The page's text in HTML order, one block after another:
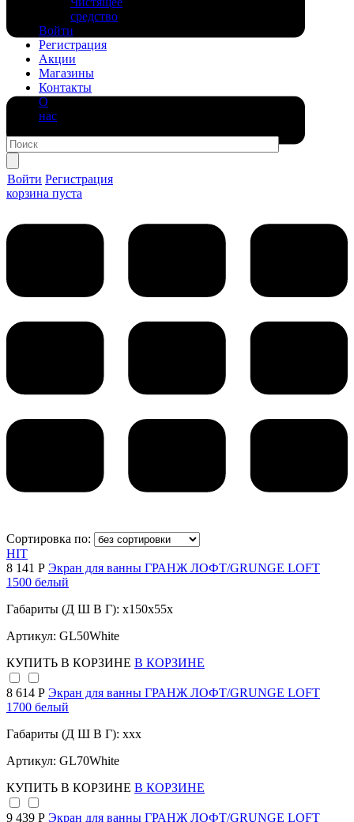
средство
Войти
Регистрация
Акции
Магазины
Контакты
О
нас
Войти Регистрация
корзина пуста
Сортировка по:
HIT
8 141 Р Экран для ванны ГРАНЖ ЛОФТ/GRUNGE LOFT
1500 белый
Габариты (Д Ш В Г): x150x55x
Артикул: GL50White
КУПИТЬ В КОРЗИНЕ В КОРЗИНЕ
8 614 Р Экран для ванны ГРАНЖ ЛОФТ/GRUNGE LOFT
1700 белый
Габариты (Д Ш В Г): xxx
Артикул: GL70White
КУПИТЬ В КОРЗИНЕ В КОРЗИНЕ
9 439 Р Экран для ванны ГРАНЖ ЛОФТ/GRUNGE LOFT